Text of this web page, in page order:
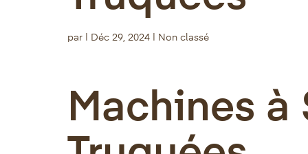
par Déc 29, 2024 | Non classé
Machines à